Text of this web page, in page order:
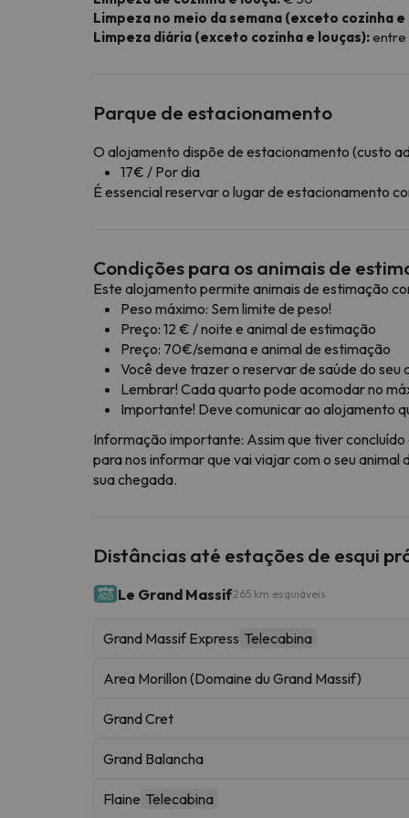
Limpeza no meio da semana (exceto cozinha e
Limpeza diária (exceto cozinha e louças):entre
Parque de estacionamento
O alojamento dispõe de estacionamento (custo
17€ / Por dia
É essencial reservar o lugar de estacionamento
Condições para os animais de
Este alojamento permite animais de estimação
Peso máximo: Sem limite de peso!
Preço: 12 € / noite e animal de estimação
Preço: 70€/semana e animal de estimação
Você deve trazer o reservar de saúde do seu
Lembrar! Cada quarto pode acomodar no
Importante! Deve comunicar ao alojamento
Informação importante: Assim que tiver
para nos informar que vai viajar com o seu
sua chegada.
Distâncias até estações de esqui
Le Grand Massif265 km esquiáveis
Grand Massif Express Telecabina
Area Morillon (Domaine du Grand Massif)
Grand Cret
Grand Balancha
Flaine Telecabina